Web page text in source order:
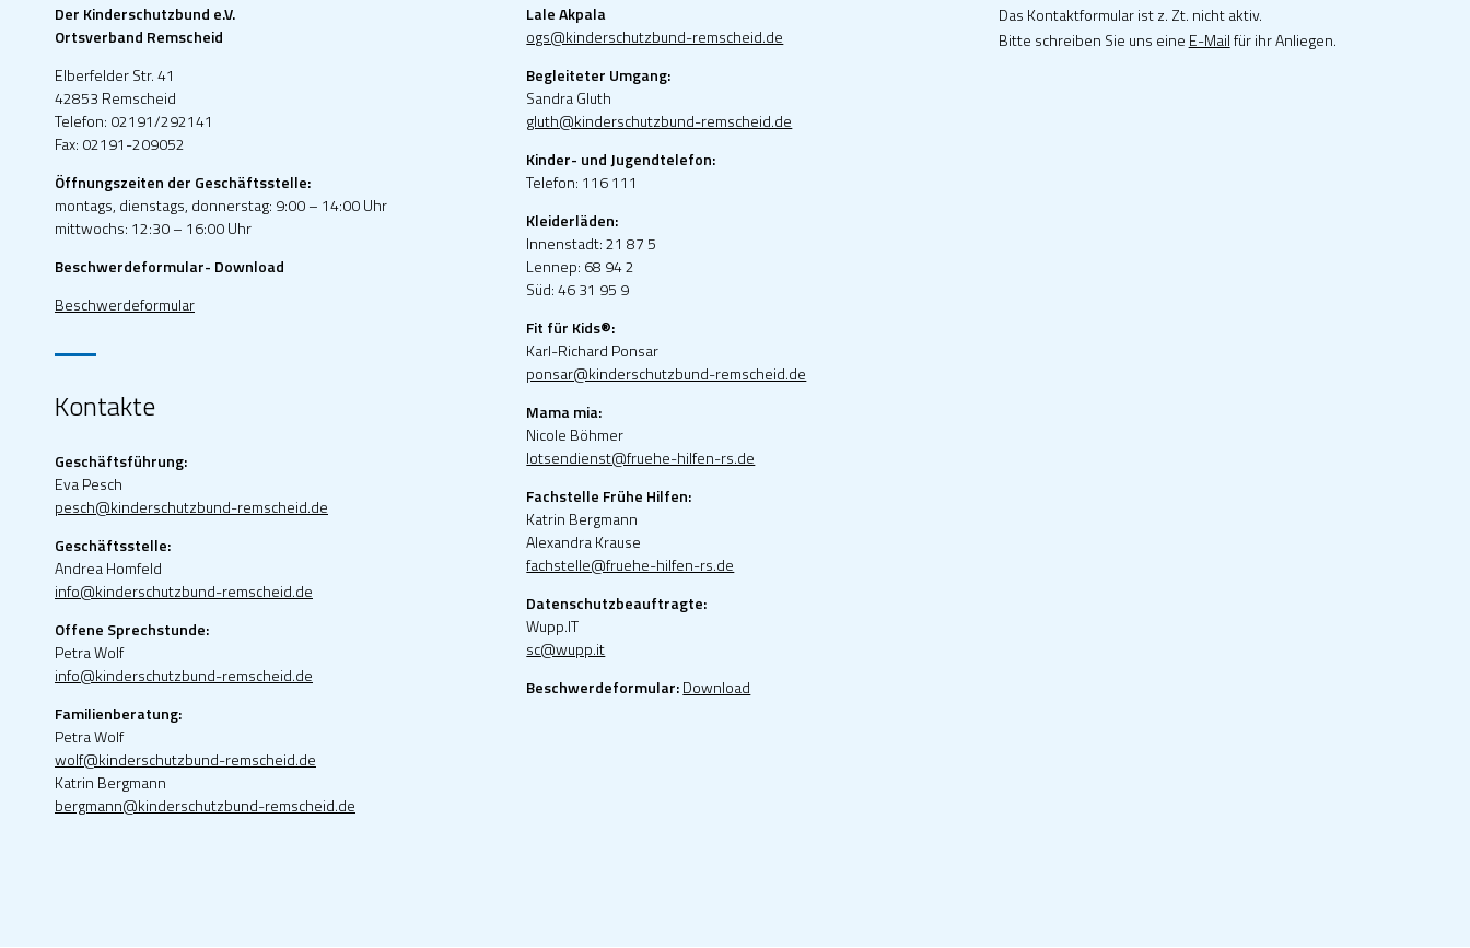
Der Kinderschutzbund e.V.
Ortsverband Remscheid
Elberfelder Str. 41
42853 Remscheid
Telefon: 02191/292141
Fax: 02191-209052
Öffnungszeiten der Geschäftsstelle:
montags, dienstags, donnerstag: 9:00 – 14:00 Uhr
mittwochs: 12:30 – 16:00 Uhr
Beschwerdeformular- Download
Beschwerdeformular
Kontakte
Geschäftsführung:
Eva Pesch
pesch@kinderschutzbund-remscheid.de
Geschäftsstelle:
Andrea Homfeld
info@kinderschutzbund-remscheid.de
Offene Sprechstunde:
Petra Wolf
info@kinderschutzbund-remscheid.de
Familienberatung:
Petra Wolf
wolf@kinderschutzbund-remscheid.de
Katrin Bergmann
bergmann@kinderschutzbund-remscheid.de
Lale Akpala
ogs@kinderschutzbund-remscheid.de
Begleiteter Umgang:
Sandra Gluth
gluth@kinderschutzbund-remscheid.de
Kinder- und Jugendtelefon:
Telefon: 116 111
Kleiderläden:
Innenstadt: 21 87 5
Lennep: 68 94 2
Süd: 46 31 95 9
Fit für Kids®:
Karl-Richard Ponsar
ponsar@kinderschutzbund-remscheid.de
Mama mia:
Nicole Böhmer
lotsendienst@fruehe-hilfen-rs.de
Fachstelle Frühe Hilfen:
Katrin Bergmann
Alexandra Krause
fachstelle@fruehe-hilfen-rs.de
Datenschutzbeauftragte:
Wupp.IT
sc@wupp.it
Beschwerdeformular:Download
Das Kontaktformular ist z. Zt. nicht aktiv.
Bitte schreiben Sie uns eine E-Mailfür ihr Anliegen.